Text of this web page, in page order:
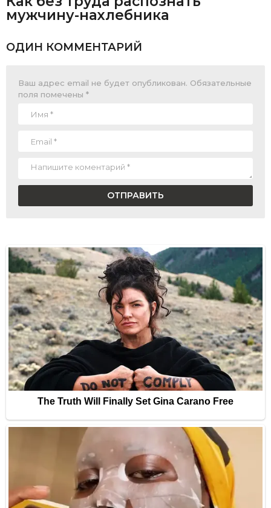
мужчину-нахлебника
ОДИН КОММЕНТАРИЙ
Ваш адрес email не будет опубликован. Обязательные
поля помечены *